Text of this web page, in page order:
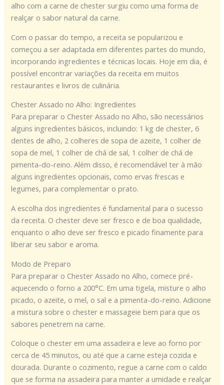
alho com a carne de chester surgiu como uma forma de
realçar o sabor natural da carne.
Com o passar do tempo, a receita se popularizou e
começou a ser adaptada em diferentes partes do mundo,
incorporando ingredientes e técnicas locais. Hoje em dia, é
possível encontrar variações da receita em muitos
restaurantes e livros de culinária.
Chester Assado no Alho: Ingredientes
Para preparar o Chester Assado no Alho, são necessários
alguns ingredientes básicos, incluindo: 1 kg de chester, 6
dentes de alho, 2 colheres de sopa de azeite, 1 colher de
sopa de mel, 1 colher de chá de sal, 1 colher de chá de
pimenta-do-reino. Além disso, é recomendável ter à mão
alguns ingredientes opcionais, como ervas frescas e
legumes, para complementar o prato.
A escolha dos ingredientes é fundamental para o sucesso
da receita. O chester deve ser fresco e de boa qualidade,
enquanto o alho deve ser fresco e picado finamente para
liberar seu sabor e aroma.
Modo de Preparo
Para preparar o Chester Assado no Alho, comece pré-
aquecendo o forno a 200°C. Em uma tigela, misture o alho
picado, o azeite, o mel, o sal e a pimenta-do-reino. Adicione
a mistura sobre o chester e massageie bem para que os
sabores penetrem na carne.
Coloque o chester em uma assadeira e leve ao forno por
cerca de 45 minutos, ou até que a carne esteja cozida e
dourada. Durante o cozimento, regue a carne com o caldo
que se forma na assadeira para manter a umidade e realçar